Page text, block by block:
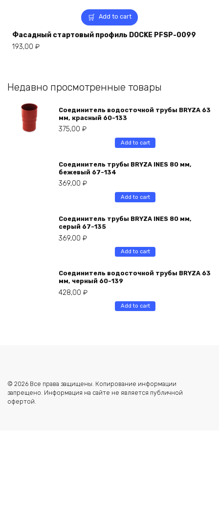
Add to cart
Фасадный стартовый профиль DOCKE PFSP-0099
193,00 ₽
Недавно просмотренные товары
Соединитель водосточной трубы BRYZA 63
мм, краcный 60-133
375,00 ₽
Add to cart
Соединитель трубы BRYZA INES 80 мм,
бежевый 67-134
369,00 ₽
Add to cart
Соединитель трубы BRYZA INES 80 мм,
серый 67-135
369,00 ₽
Add to cart
Соединитель водосточной трубы BRYZA 63
мм, черный 60-139
428,00 ₽
Add to cart
© 2026 Все права защищены. Копирование информации
запрещено. Информация на сайте не является публичной
офертой.